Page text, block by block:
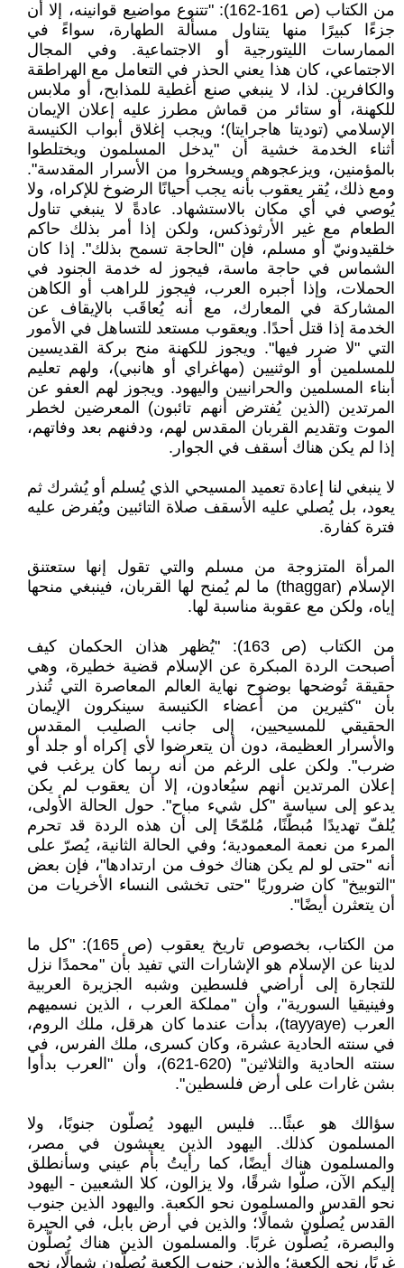
من الكتاب (ص 161-162): "تتنوع مواضيع قوانينه، إلا أن
جزءًا كبيرًا منها يتناول مسألة الطهارة، سواءً في
الممارسات الليتورجية أو الاجتماعية. وفي المجال
الاجتماعي، كان هذا يعني الحذر في التعامل مع الهراطقة
والكافرين. لذا، لا ينبغي صنع أغطية للمذابح، أو ملابس
للكهنة، أو ستائر من قماش مطرز عليه إعلان الإيمان
الإسلامي (توديتا هاجرايتا)؛ ويجب إغلاق أبواب الكنيسة
أثناء الخدمة خشية أن "يدخل المسلمون ويختلطوا
بالمؤمنين، ويزعجوهم ويسخروا من الأسرار المقدسة".
ومع ذلك، يُقر يعقوب بأنه يجب أحيانًا الرضوخ للإكراه، ولا
يُوصي في أي مكان بالاستشهاد. عادةً لا ينبغي تناول
الطعام مع غير الأرثوذكس، ولكن إذا أمر بذلك حاكم
خلقيدونيّ أو مسلم، فإن "الحاجة تسمح بذلك". إذا كان
الشماس في حاجة ماسة، فيجوز له خدمة الجنود في
الحملات، وإذا أجبره العرب، فيجوز للراهب أو الكاهن
المشاركة في المعارك، مع أنه يُعاقَب بالإيقاف عن
الخدمة إذا قتل أحدًا. ويعقوب مستعد للتساهل في الأمور
التي "لا ضرر فيها". ويجوز للكهنة منح بركة القديسين
للمسلمين أو الوثنيين (مهاغراي أو هانبي)، ولهم تعليم
أبناء المسلمين والحرانيين واليهود. ويجوز لهم العفو عن
المرتدين (الذين يُفترض أنهم تائبون) المعرضين لخطر
الموت وتقديم القربان المقدس لهم، ودفنهم بعد وفاتهم،
إذا لم يكن هناك أسقف في الجوار.
لا ينبغي لنا إعادة تعميد المسيحي الذي يُسلم أو يُشرك ثم
يعود، بل يُصلي عليه الأسقف صلاة التائبين ويُفرض عليه
فترة كفارة.
المرأة المتزوجة من مسلم والتي تقول إنها ستعتنق
الإسلام (thaggar) ما لم يُمنح لها القربان، فينبغي منحها
إياه، ولكن مع عقوبة مناسبة لها.
من الكتاب (ص 163): "يُظهر هذان الحكمان كيف
أصبحت الردة المبكرة عن الإسلام قضية خطيرة، وهي
حقيقة تُوضحها بوضوح نهاية العالم المعاصرة التي تُنذر
بأن "كثيرين من أعضاء الكنيسة سينكرون الإيمان
الحقيقي للمسيحيين، إلى جانب الصليب المقدس
والأسرار العظيمة، دون أن يتعرضوا لأي إكراه أو جلد أو
ضرب". ولكن على الرغم من أنه ربما كان يرغب في
إعلان المرتدين أنهم سيُعادون، إلا أن يعقوب لم يكن
يدعو إلى سياسة "كل شيء مباح". حول الحالة الأولى،
يُلفّ تهديدًا مُبطّنًا، مُلمّحًا إلى أن هذه الردة قد تحرم
المرء من نعمة المعمودية؛ وفي الحالة الثانية، يُصرّ على
أنه "حتى لو لم يكن هناك خوف من ارتدادها"، فإن بعض
"التوبيخ" كان ضروريًا "حتى تخشى النساء الأخريات من
أن يتعثرن أيضًا".
من الكتاب، بخصوص تاريخ يعقوب (ص 165): "كل ما
لدينا عن الإسلام هو الإشارات التي تفيد بأن "محمدًا نزل
للتجارة إلى أراضي فلسطين وشبه الجزيرة العربية
وفينيقيا السورية"، وأن "مملكة العرب ، الذين نسميهم
العرب (tayyaye)، بدأت عندما كان هرقل، ملك الروم،
في سنته الحادية عشرة، وكان كسرى، ملك الفرس، في
سنته الحادية والثلاثين" (620-621)، وأن "العرب بدأوا
بشن غارات على أرض فلسطين".
سؤالك هو عبثًا... فليس اليهود يُصلّون جنوبًا، ولا
المسلمون كذلك. اليهود الذين يعيشون في مصر،
والمسلمون هناك أيضًا، كما رأيتُ بأم عيني وسأنطلق
إليكم الآن، صلّوا شرقًا، ولا يزالون، كلا الشعبين - اليهود
نحو القدس والمسلمون نحو الكعبة. واليهود الذين جنوب
القدس يُصلّون شمالًا؛ والذين في أرض بابل، في الحيرة
والبصرة، يُصلّون غربًا. والمسلمون الذين هناك يُصلّون
غربًا، نحو الكعبة؛ والذين جنوب الكعبة يُصلّون شمالًا، نحو